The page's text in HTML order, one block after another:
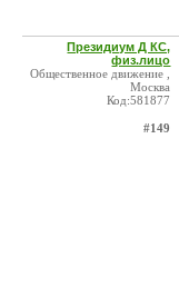
Президиум Д КС,
физ.лицо
Общественное движение ,
Москва
Код:581877
#149